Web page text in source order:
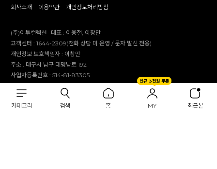
카테고리 검색 홈
신규 3천원 쿠폰
MY 최근본
회사소개 이용약관 개인정보처리방침
(주)이투컬렉션 대표 : 이용철, 이창만
고객센터 :1644-2309(전화 상담 미 운영 / 문자 발신 전용)
개인정보 보호책임자 : 이창만
주소 : 대구시 남구 대명남로 192
사업자등록번호 :514-81-83305
제안 문의 : e2co@dailylike.co.kr
대량 구매 문의 : e2sales@dailylike.co.kr